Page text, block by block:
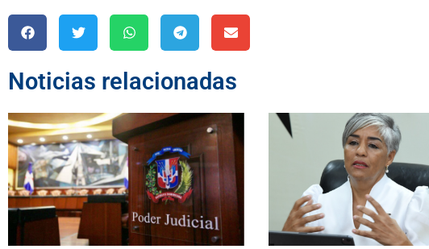
Noticias relacionadas